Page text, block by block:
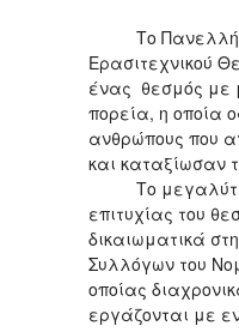
Το
Ερασιτεχνικού
ένας θεσμός με
πορεία, η οποία
ανθρώπους που
και καταξίωσαν
Το
επιτυχίας του
δικαιωματικά
Συλλόγων του
οποίας
εργάζονται με